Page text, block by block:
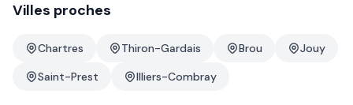
Villes proches
Chartres Thiron-Gardais Brou
Jouy
Saint-Prest
Illiers-Combray